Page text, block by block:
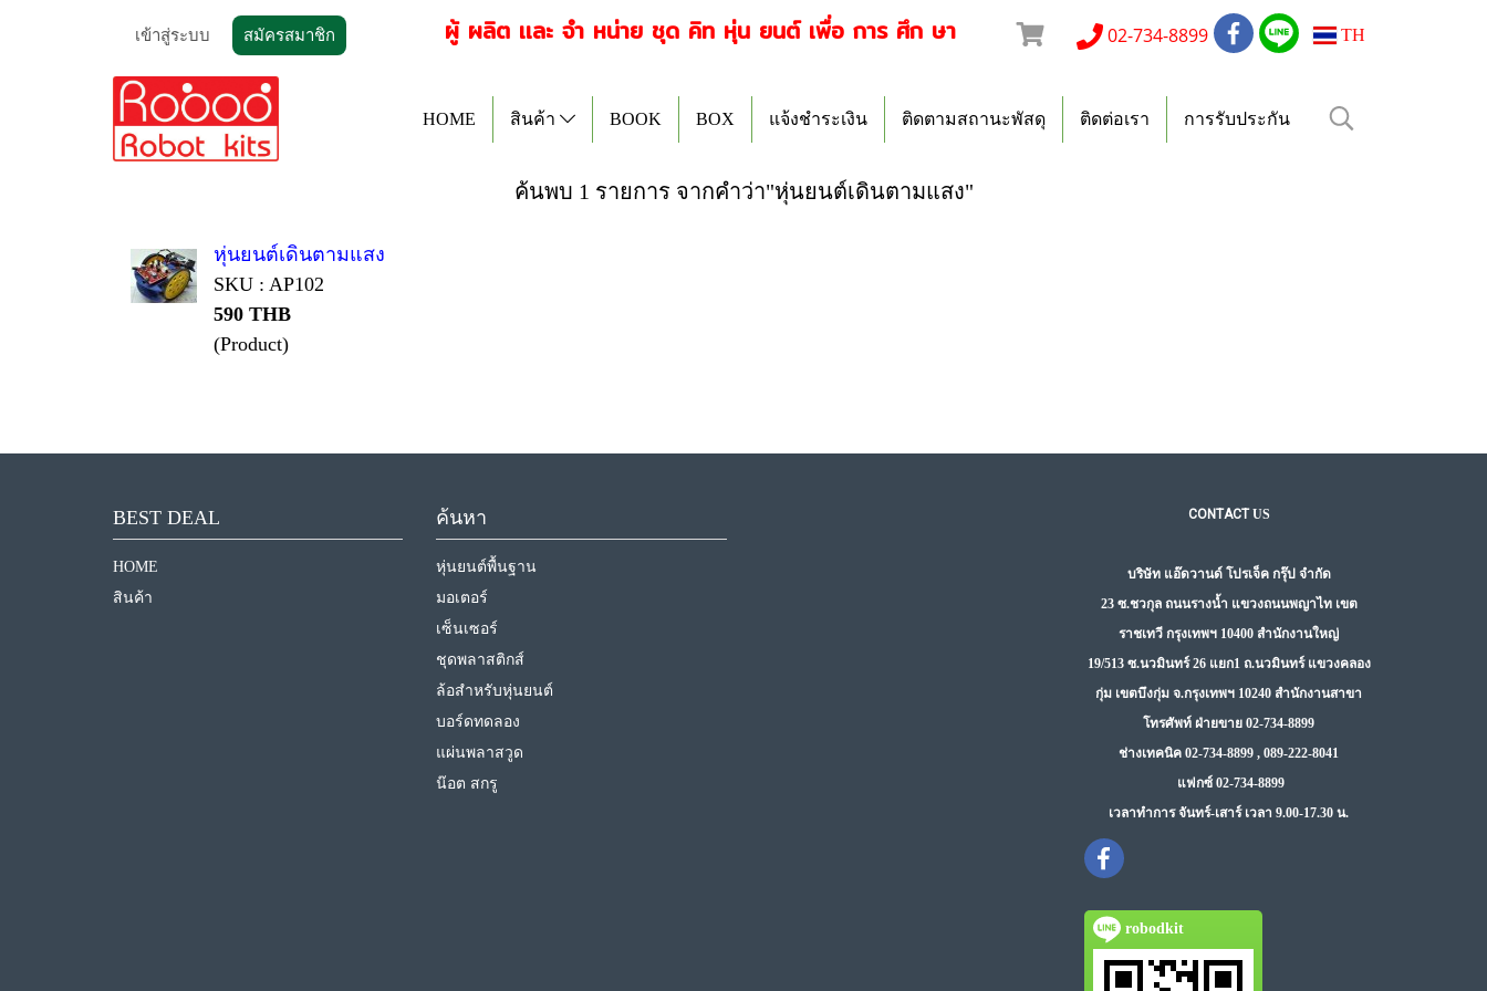
เข้าสู่ระบบ สมัครสมาชิก ผู้ ผลิต เเละ จำ หน่าย ชุด คิท หุ่น ยนต์ เพื่อ การ ศึก ษา 02-734-8899 TH
HOME สินค้า BOOK BOX แจ้งชำระเงิน ติดตามสถานะพัสดุ ติดต่อเรา การรับประกัน
ค้นพบ 1 รายการ จากคำว่า"หุ่นยนต์เดินตามแสง"
หุ่นยนต์เดินตามแสง
SKU : AP102
590 THB
(Product)
BEST DEAL
HOME
สินค้า
ค้นหา
หุ่นยนต์พื้นฐาน
มอเตอร์
เซ็นเซอร์
ชุดพลาสติกส์
ล้อสำหรับหุ่นยนต์
บอร์ดทดลอง
แผ่นพลาสวูด
น๊อต สกรู
CONTACTUS
บริษัท แอ๊ดวานด์ โปรเจ็ค กรุ๊ป จำกัด
23 ซ.ชวกุล ถนนรางน้ำ แขวงถนนพญาไท เขต
ราชเทวี กรุงเทพฯ 10400 สำนักงานใหญ่
19/513 ซ.นวมินทร์ 26 แยก1 ถ.นวมินทร์ แขวงคลอง
กุ่ม เขตบึงกุ่ม จ.กรุงเทพฯ 10240 สำนักงานสาขา
โทรศัพท์ ฝ่ายขาย 02-734-8899
ช่างเทคนิค 02-734-8899 , 089-222-8041
แฟกซ์ 02-734-8899
เวลาทำการ จันทร์-เสาร์ เวลา 9.00-17.30 น.
robodkit